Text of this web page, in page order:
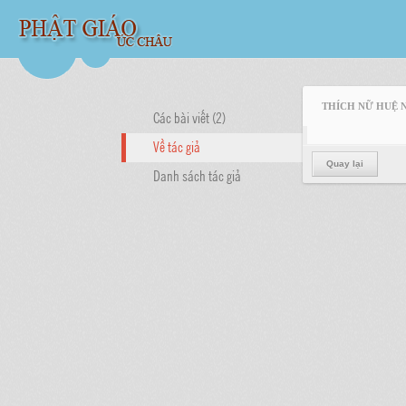
Các bài viết (2)
Về tác giả
Danh sách tác giả
THÍCH NỮ HUỆ
Quay lại